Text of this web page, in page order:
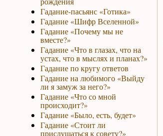
Гадание-пасьянс «Готика»
Гадание «Шифр Вселенной»
Гадание «Почему мы не
вместе?»
Гадание «Что в глазах, что на
устах, что в мыслях и планах?»
Гадание по кругу ответов
Гадание на любимого «Выйду
ли я замуж за него?»
Гадание «Что со мной
происходит?»
Гадание «Было, есть, будет»
Гадание «Стоит ли
прислушаться к совету?»